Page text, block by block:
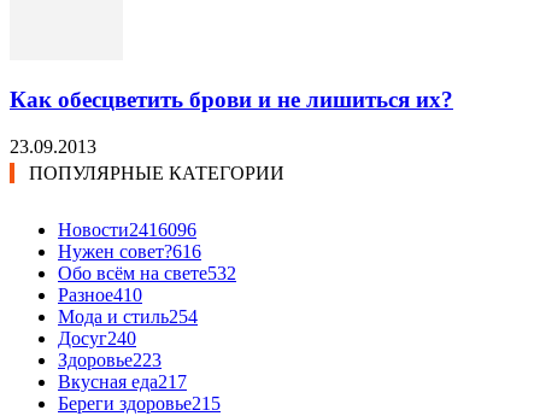
Как обесцветить брови и не лишиться их?
23.09.2013
ПОПУЛЯРНЫЕ КАТЕГОРИИ
Новости2416096
Нужен совет?616
Обо всём на свете532
Разное410
Мода и стиль254
Досуг240
Здоровье223
Вкусная еда217
Береги здоровье215